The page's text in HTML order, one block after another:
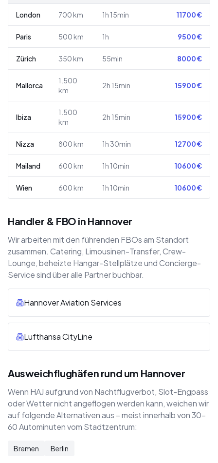
London 700 km 1h 15min 11700€
Paris 500 km 1h 9500€
Zürich 350 km 55min 8000€
Mallorca
1.500
km
2h 15min 15900€
Ibiza
1.500
km
2h 15min 15900€
Nizza 800 km 1h 30min 12700€
Mailand 600 km 1h 10min 10600€
Wien 600 km 1h 10min 10600€
Handler & FBO in Hannover
Wir arbeiten mit den führenden FBOs am Standort
zusammen. Catering, Limousinen-Transfer, Crew-
Lounge, beheizte Hangar-Stellplätze und Concierge-
Service sind über alle Partner buchbar.
Hannover Aviation Services
Lufthansa CityLine
Ausweichflughäfen rund um Hannover
Wenn HAJ aufgrund von Nachtflugverbot, Slot-Engpass
oder Wetter nicht angeflogen werden kann, weichen wir
auf folgende Alternativen aus – meist innerhalb von 30–
60 Autominuten vom Stadtzentrum:
Bremen Berlin